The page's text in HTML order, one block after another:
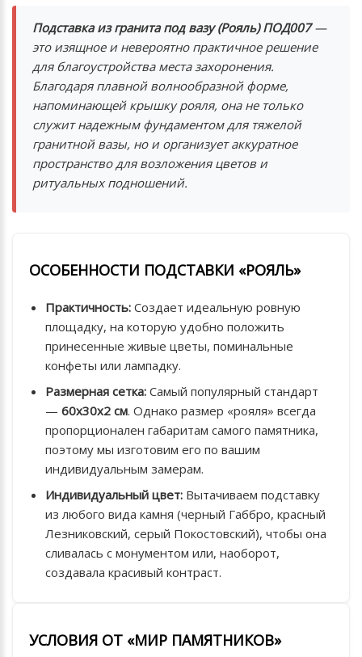
Подставка из гранита под вазу (Рояль) ПОД007—
это изящное и невероятно практичное решение
для благоустройства места захоронения.
Благодаря плавной волнообразной форме,
напоминающей крышку рояля, она не только
служит надежным фундаментом для тяжелой
гранитной вазы, но и организует аккуратное
пространство для возложения цветов и
ритуальных подношений.
ОСОБЕННОСТИ ПОДСТАВКИ «РОЯЛЬ»
Практичность: Создает идеальную ровную
площадку, на которую удобно положить
принесенные живые цветы, поминальные
конфеты или лампадку.
Размерная сетка: Самый популярный стандарт
— 60х30х2 см. Однако размер «рояля» всегда
пропорционален габаритам самого памятника,
поэтому мы изготовим его по вашим
индивидуальным замерам.
Индивидуальный цвет: Вытачиваем подставку
из любого вида камня (черный Габбро, красный
Лезниковский, серый Покостовский), чтобы она
сливалась с монументом или, наоборот,
создавала красивый контраст.
УСЛОВИЯ ОТ «МИР ПАМЯТНИКОВ»